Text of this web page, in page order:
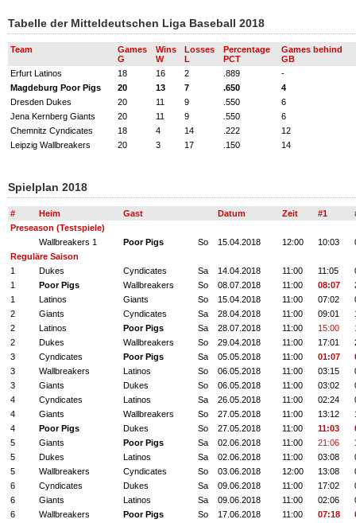
Tabelle der Mitteldeutschen Liga Baseball 2018
Team
Games
G
Wins
W
Losses
L
Percentage
PCT
Games behind
GB
Erfurt Latinos
18 16 2 .889
-
Magdeburg Poor Pigs
20 13 7 .650
4
Dresden Dukes
20 11 9 .550
6
Jena Kernberg Giants
20 11 9 .550
6
Chemnitz Cyndicates
18 4 14 .222
12
Leipzig Wallbreakers
20 3 17 .150 14
Spielplan 2018
# Heim Gast Datum Zeit #1
Preseason (Testspiele)
Wallbreakers 1
Poor Pigs So 15.04.2018 12:00 10:03
Reguläre Saison
1
Dukes Cyndicates Sa 14.04.2018 11:00 11:05
1
Poor Pigs Wallbreakers So 08.07.2018 11:00 08:07
1
Latinos Giants So 15.04.2018 11:00 07:02
2
Giants Cyndicates Sa 28.04.2018 11:00 09:01
2
Latinos Poor Pigs Sa 28.07.2018 11:00 15:00
2
Dukes Wallbreakers So 29.04.2018 11:00 17:01
3
Cyndicates Poor Pigs Sa 05.05.2018 11:00 01:07
3
Wallbreakers Latinos So 06.05.2018 11:00 03:15
3
Giants Dukes So 06.05.2018 11:00 03:02
4
Cyndicates Latinos Sa 26.05.2018 11:00 02:24
4
Giants Wallbreakers So 27.05.2018 11:00 13:12
4
Poor Pigs Dukes So 27.05.2018 11:00 11:03
5
Giants Poor Pigs Sa 02.06.2018 11:00 21:06
5
Dukes Latinos Sa 02.06.2018 11:00 03:08
5
Wallbreakers Cyndicates So 03.06.2018 12:00 13:08
6
Cyndicates Dukes Sa 09.06.2018 11:00 17:02
6
Giants Latinos Sa 09.06.2018 11:00 02:06
6
Wallbreakers Poor Pigs So 17.06.2018 11:00 07:18